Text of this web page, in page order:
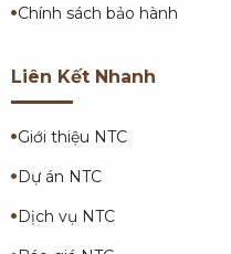
Chính sách bảo hành
Liên Kết Nhanh
Giới thiệu NTC
Dự án NTC
Dịch vụ NTC